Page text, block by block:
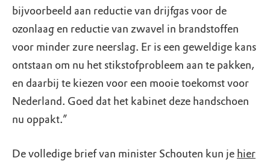
bijvoorbeeld aan reductie van drijfgas voor de
ozonlaag en reductie van zwavel in brandstoffen
voor minder zure neerslag. Er is een geweldige kans
ontstaan om nu het stikstofprobleem aan te pakken,
en daarbij te kiezen voor een mooie toekomst voor
Nederland. Goed dat het kabinet deze handschoen
nu oppakt.”
De volledige brief van minister Schouten kun je hier